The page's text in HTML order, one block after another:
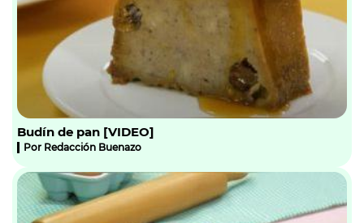
Budín de pan [VIDEO]
Por Redacción Buenazo